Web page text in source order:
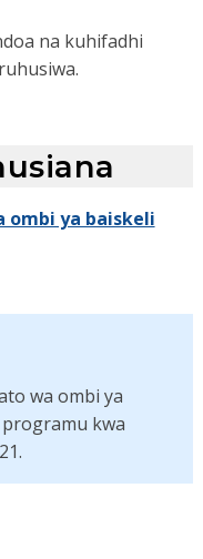
na kuhifadhi
ombi ya baiskeli
wa ombi ya
kwa